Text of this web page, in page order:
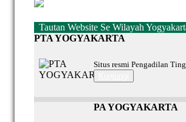
Tautan Website Se Wilayah
PTA YOGYAKARTA
Situs resmi Pengadilan
PA YOGYAKARTA